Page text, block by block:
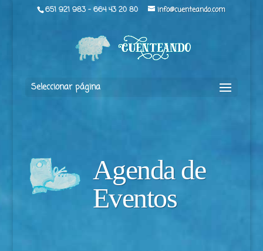
651 921 983 - 664 43 20 80 info@cuenteando.com
Seleccionar página
Agenda de
Eventos